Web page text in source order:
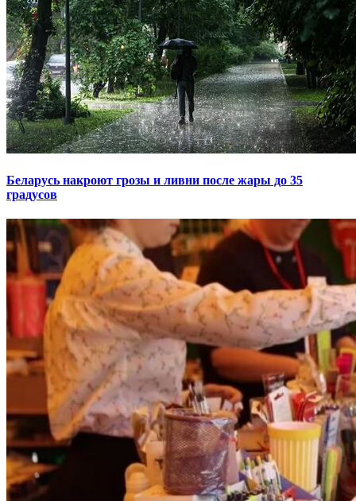
Беларусь накроют грозы и ливни после жары до 35
градусов